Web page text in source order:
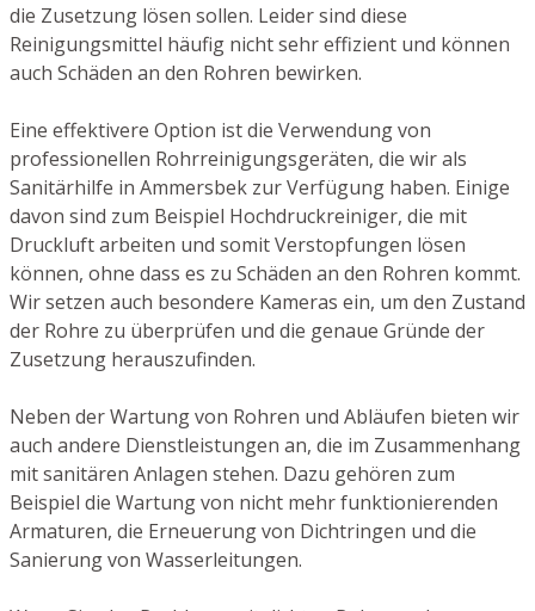
die Zusetzung lösen sollen. Leider sind diese
Reinigungsmittel häufig nicht sehr effizient und können
auch Schäden an den Rohren bewirken.
Eine effektivere Option ist die Verwendung von
professionellen Rohrreinigungsgeräten, die wir als
Sanitärhilfe in Ammersbek zur Verfügung haben. Einige
davon sind zum Beispiel Hochdruckreiniger, die mit
Druckluft arbeiten und somit Verstopfungen lösen
können, ohne dass es zu Schäden an den Rohren kommt.
Wir setzen auch besondere Kameras ein, um den Zustand
der Rohre zu überprüfen und die genaue Gründe der
Zusetzung herauszufinden.
Neben der Wartung von Rohren und Abläufen bieten wir
auch andere Dienstleistungen an, die im Zusammenhang
mit sanitären Anlagen stehen. Dazu gehören zum
Beispiel die Wartung von nicht mehr funktionierenden
Armaturen, die Erneuerung von Dichtringen und die
Sanierung von Wasserleitungen.